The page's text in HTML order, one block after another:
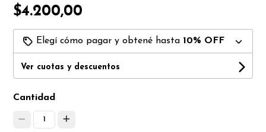
$4.200,00
Elegí cómo pagar y obtené hasta 10% OFF
Ver cuotas y descuentos
Cantidad
1